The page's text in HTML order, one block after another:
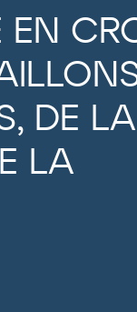
EN
DE LA
LA